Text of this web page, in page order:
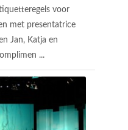
voor
met presentatrice
Jan, Katja en
...